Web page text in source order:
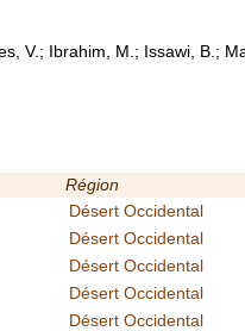
V.; Ibrahim, M.; Issawi, B.;
Région
Désert Occidental
Désert Occidental
Désert Occidental
Désert Occidental
Désert Occidental